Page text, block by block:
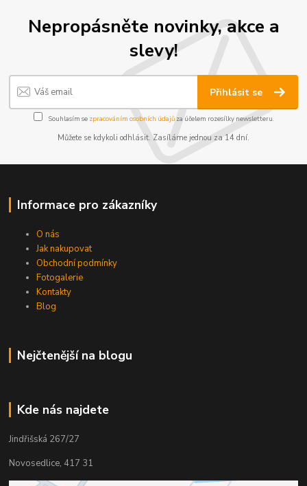
Nepropásněte novinky, akce a
slevy!
Přihlásit se
Souhlasím se zpracováním osobních údajůza účelem rozesílky newsletteru.
Můžete se kdykoli odhlásit. Zasíláme jednou za 14 dní.
Informace pro zákazníky
O nás
Jak nakupovat
Obchodní podmínky
Fotogalerie
Kontakty
Blog
Nejčtenější na blogu
Kde nás najdete
Jindřišská 267/27
Novosedlice, 417 31